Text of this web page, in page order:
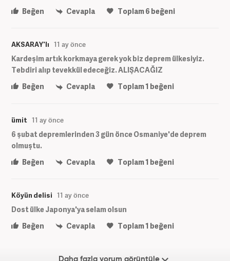
Beğen
Cevapla Toplam6 beğeni
AKSARAY'lı 11 ay önce
Kardeşim artık korkmaya gerek yok biz deprem ülkesiyiz.
Tebdiri alıp tevekkül edeceğiz. ALIŞACAĞIZ
Beğen
Cevapla Toplam1 beğeni
ümit 11 ay önce
6 şubat depremlerinden 3 gün önce Osmaniye'de deprem
olmuştu.
Beğen
Cevapla Toplam1 beğeni
Köyün delisi 11 ay önce
Dost ülke Japonya'ya selam olsun
Beğen
Cevapla Toplam1 beğeni
Daha fazla yorum görüntüle